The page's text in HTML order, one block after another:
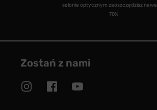
salonie optycznym zaoszczędzisz
70%
Zostań z nami